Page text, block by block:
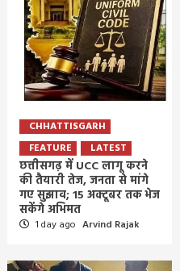
CHHATTISGARH
FEATURE
LATEST
छत्तीसगढ़ में UCC लागू करने
की तैयारी तेज, जनता से मांगे
गए सुझाव; 15 अक्टूबर तक भेज
सकेंगे अभिमत
1 day ago Arvind Rajak